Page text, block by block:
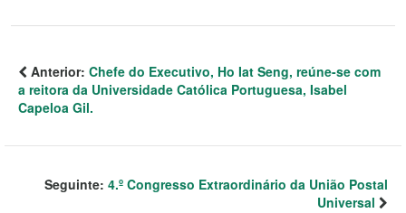
Anterior: Chefe do Executivo, Ho Iat Seng, reúne-se com
a reitora da Universidade Católica Portuguesa, Isabel
Capeloa Gil.
Seguinte: 4.º Congresso Extraordinário da União Postal
Universal